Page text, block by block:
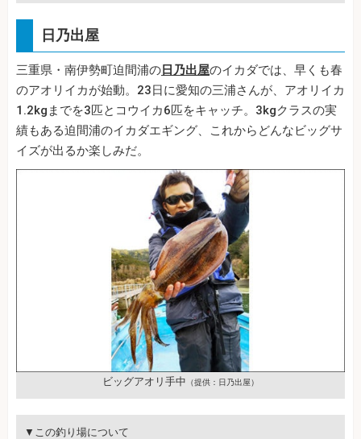
日乃出屋
三重県・南伊勢町迫間浦の 日乃出屋のイカダでは、早くも春
のアオリイカが始動。23日に愛知の三浦さんが、アオリイカ
1.2kgまでを3匹とコウイカ6匹をキャッチ。3kgクラスの実
績もある迫間浦のイカダエギング、これからどんなビッグサ
イズが出るか楽しみだ。
ビッグアオリ手中 （提供：日乃出屋）
▼この釣り場について